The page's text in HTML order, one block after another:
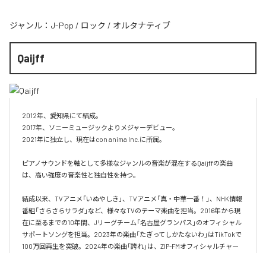
ジャンル： J-Pop / ロック / オルタナティブ
Qaijff
2012年、愛知県にて結成。
2017年、ソニーミュージックよりメジャーデビュー。
2021年に独立し、現在はcon anima Inc.に所属。
ピアノサウンドを軸として多様なジャンルの音楽が混在するQaijffの楽曲
は、高い強度の音楽性と独自性を持つ。
結成以来、TVアニメ「いぬやしき」、TVアニメ「真・中華一番！」、NHK情報
番組「さらさらサラダ」など、様々なTVのテーマ楽曲を担当。2016年から現
在に至るまでの10年間、Jリーグチーム「名古屋グランパス」のオフィシャル
サポートソングを担当。2023年の楽曲「たぎってしかたないわ」はTikTokで
100万回再生を突破。2024年の楽曲「誇れ」は、ZIP-FMオフィシャルチャー